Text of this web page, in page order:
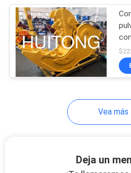
Cubo
excavador
Excavador
su
Vea más
Deja un